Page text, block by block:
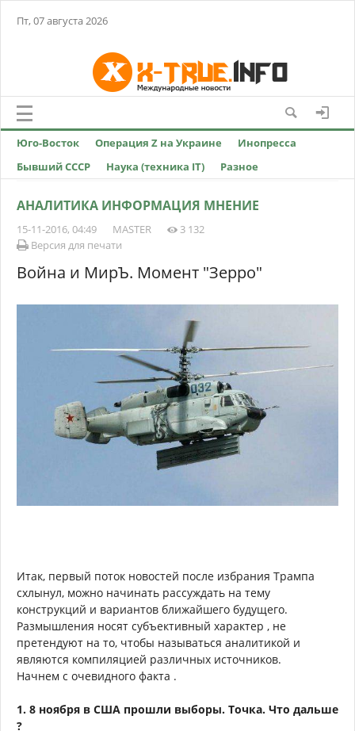
Пт, 07 августа 2026
Юго-Восток Операция Z на Украине
Инопресса
Бывший СССР
Наука (техника IT) Разное
АНАЛИТИКА ИНФОРМАЦИЯ МНЕНИЕ
15-11-2016, 04:49 MASTER
3 132
Версия для печати
Война и МирЪ. Момент "Зерро"
Итак, первый поток новостей после избрания Трампа
схлынул, можно начинать рассуждать на тему
конструкций и вариантов ближайшего будущего.
Размышления носят субъективный характер , не
претендуют на то, чтобы называться аналитикой и
являются компиляцией различных источников.
Начнем с очевидного факта .
1. 8 ноября в США прошли выборы. Точка. Что дальше
?